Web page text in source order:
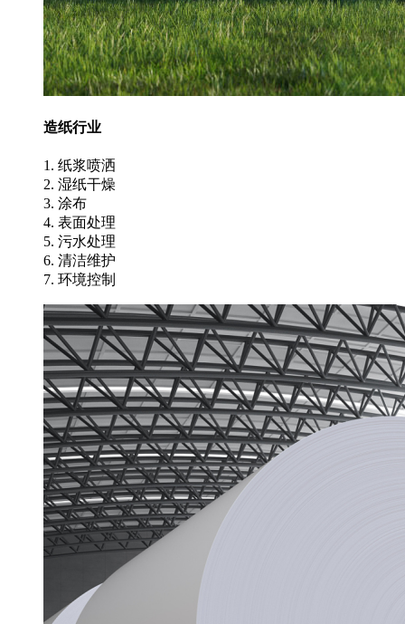
造纸行业
1. 纸浆喷洒
2. 湿纸干燥
3. 涂布
4. 表面处理
5. 污水处理
6. 清洁维护
7. 环境控制